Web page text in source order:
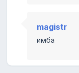
magistr
имба